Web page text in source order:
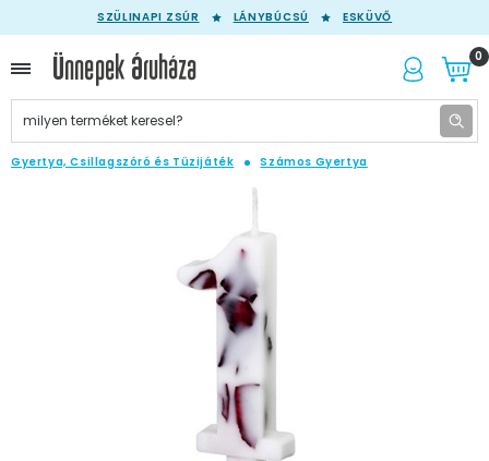
SZÜLINAPI ZSÚR LÁNYBÚCSÚ ESKÜVŐ
0
Gyertya, Csillagszóró és Tüzijáték Számos Gyertya